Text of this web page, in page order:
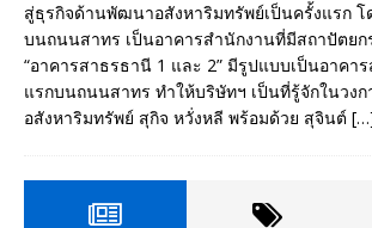
สู่ธุรกิจด้านพัฒนาอสังหาริมทรัพย์เป็นครั้งแรก
บนถนนสาทร เป็นอาคารสำนักงานที่มีสถาปัตยก
“อาคารสาธรธานี 1 และ 2” มีรูปแบบเป็นอาคา
แรกบนถนนสาทร ทำให้บริษัทฯ เป็นที่รู้จักในวง
อสังหาริมทรัพย์ สุกิจ หวั่งหลี พร้อมด้วย สุจินต์